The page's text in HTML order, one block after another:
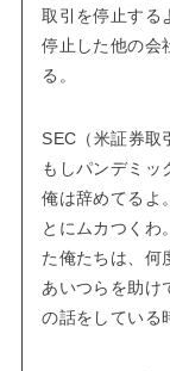
取引を停止する
停止した他の会
る。
SEC（米証券取
もしパンデミッ
俺は辞めてるよ
とにムカつくわ
た俺たちは、何
あいつらを助け
の話をしている